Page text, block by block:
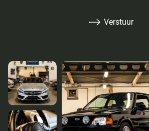
Verstuur